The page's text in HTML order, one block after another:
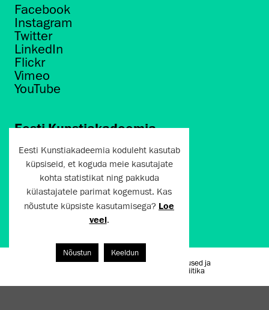
Facebook
Instagram
Twitter
LinkedIn
Flickr
Vimeo
YouTube
Eesti Kunstiakadeemia
Põhja puiestee 7
Tallinn 10412
artun@artun.ee
+372 6267301
Liitu uudiskirjaga!
Kasutustingimused ja
privaatsuspoliitika
Eesti Kunstiakadeemia koduleht kasutab
küpsiseid, et koguda meie kasutajate
kohta statistikat ning pakkuda
külastajatele parimat kogemust. Kas
nõustute küpsiste kasutamisega? Loe
veel.
Nõustun Keeldun